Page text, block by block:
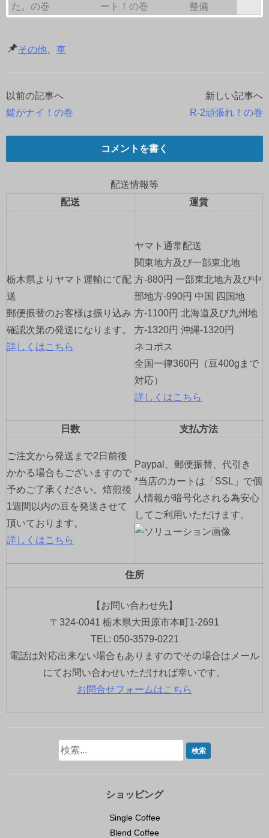
た。の巻
ート！の巻
整備
その他 車
投
ョ
ン
以前の記事へ
鍵がナイ！の巻
新しい記事へ
R-2頑張れ！の巻
コメントを書く
配送情報等
配送
運賃
栃木県よりヤマト運輸にて配
送
郵便振替のお客様は振り込み
確認次第の発送になります。
詳しくはこちら
ヤマト通常配送
関東地方及び一部東北地
方-880円 一部東北地方及び中
部地方-990円 中国 四国地
方-1100円 北海道及び九州地
方-1320円 沖縄-1320円
ネコポス
全国一律360円（豆400gまで
対応）
詳しくはこちら
日数 支払方法
ご注文から発送まで2日前後
かかる場合もございますので
予めご了承ください。焙煎後
1週間以内の豆を発送させて
頂いております。
詳しくはこちら
Paypal、郵便振替、代引き
*当店のカートは「SSL」で個
人情報が暗号化される為安心
してご利用いただけます。
住所
【お問い合わせ先】
〒324-0041 栃木県大田原市本町1-2691
TEL: 050-3579-0221
電話は対応出来ない場合もありますのでその場合はメール
にてお問い合わせいただければ幸いです。
お問合せフォームはこちら
ショッピング
Single Coffee
Blend Coffee